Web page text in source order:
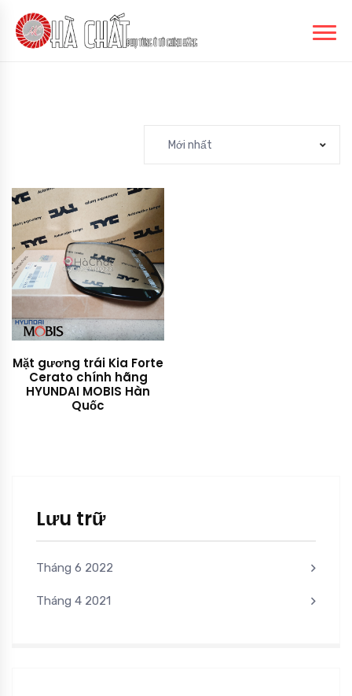
Lưu trữ
Tháng 6 2022
Tháng 4 2021
Mới nhất
Mặt gương trái Kia Forte
Cerato chính hãng
HYUNDAI MOBIS Hàn
Quốc